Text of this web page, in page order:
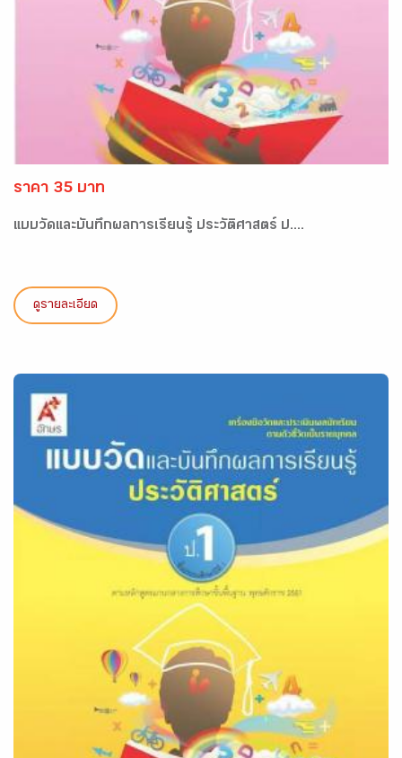
ราคา 35 บาท
แบบวัดและบันทึกผลการเรียนรู้ ประวัติศาสตร์ ป....
ดูรายละเอียด